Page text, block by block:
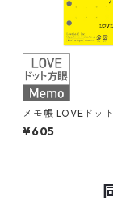
メモ帳 LOVEドッ
100枚 システム手
¥605